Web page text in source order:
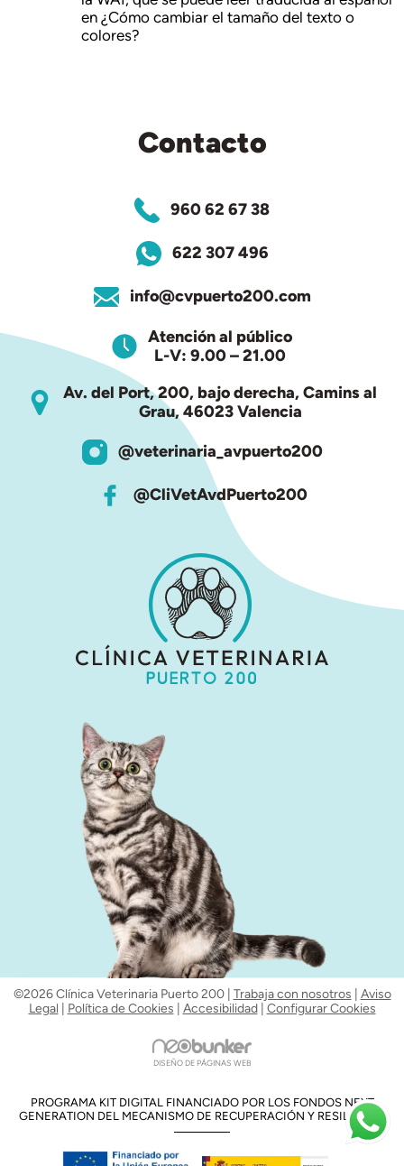
en ¿Cómo cambiar el tamaño del texto o
colores?
Contacto
960 62 67 38
622 307 496
info@cvpuerto200.com
Atención al público
L-V: 9.00 – 21.00
Av. del Port, 200, bajo derecha, Camins al
Grau, 46023 Valencia
@veterinaria_avpuerto200
@CliVetAvdPuerto200
©2026 Clínica Veterinaria Puerto 200 | Trabaja con nosotros
Aviso
Legal
Política de Cookies Accesibilidad| Configurar Cookies
DISEÑO DE PÁGINAS WEB
PROGRAMA KIT DIGITAL FINANCIADO POR LOS FONDOS NEXT
GENERATION DEL MECANISMO DE RECUPERACIÓN Y RESILENCIA